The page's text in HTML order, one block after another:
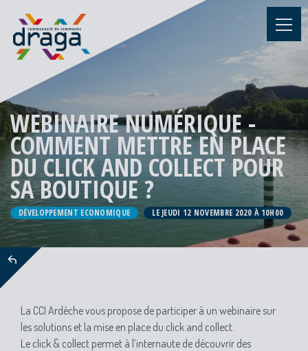
WEBINAIRE NUMÉRIQUE -
COMMENT METTRE EN PLACE
DU CLICK AND COLLECT POUR
SA BOUTIQUE ?
DÉVELOPPEMENT ECONOMIQUE LE JEUDI 12 NOVEMBRE 2020 À 10H00
La CCI Ardèche vous propose de participer à un webinaire sur
les solutions et la mise en place du click and collect.
Le click & collect permet à l’internaute de découvrir des